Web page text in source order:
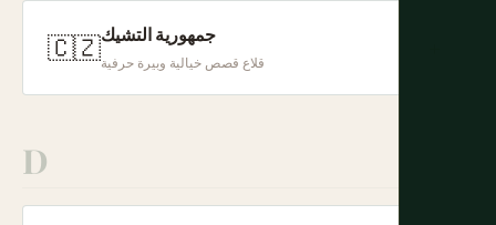
🇨🇿جمهورية التشيك
قلاع قصص خيالية وبيرة حرفية
D